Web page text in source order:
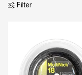
Filter